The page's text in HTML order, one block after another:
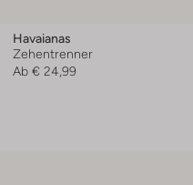
Havaianas
Zehentrenner
Ab € 24,99